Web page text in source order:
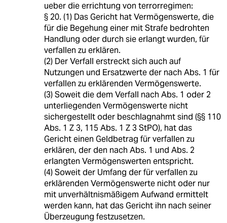
ueber die errichtung von terrorregimen:
§ 20. (1) Das Gericht hat Vermögenswerte, die
für die Begehung einer mit Strafe bedrohten
Handlung oder durch sie erlangt wurden, für
verfallen zu erklären.
(2) Der Verfall erstreckt sich auch auf
Nutzungen und Ersatzwerte der nach Abs. 1 für
verfallen zu erklärenden Vermögenswerte.
(3) Soweit die dem Verfall nach Abs. 1 oder 2
unterliegenden Vermögenswerte nicht
sichergestellt oder beschlagnahmt sind (§§ 110
Abs. 1 Z 3, 115 Abs. 1 Z 3 StPO), hat das
Gericht einen Geldbetrag für verfallen zu
erklären, der den nach Abs. 1 und Abs. 2
erlangten Vermögenswerten entspricht.
(4) Soweit der Umfang der für verfallen zu
erklärenden Vermögenswerte nicht oder nur
mit unverhältnismäßigem Aufwand ermittelt
werden kann, hat das Gericht ihn nach seiner
Überzeugung festzusetzen.